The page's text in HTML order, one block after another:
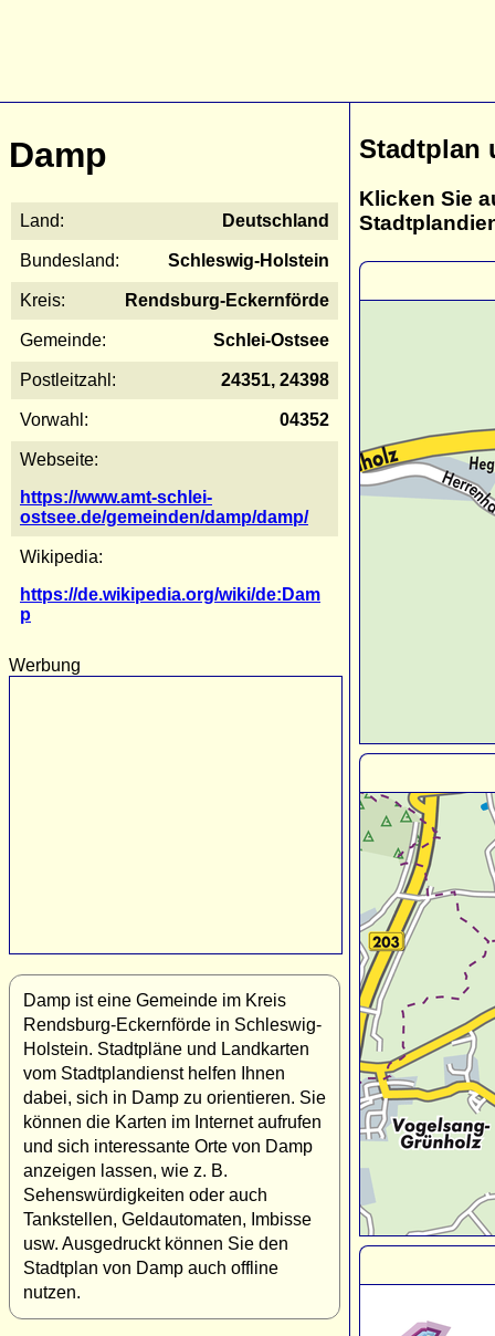
Damp
Land: Deutschland
Bundesland: Schleswig-Holstein
Kreis: Rendsburg-Eckernförde
Gemeinde: Schlei-Ostsee
Postleitzahl: 24351, 24398
Vorwahl: 04352
Webseite:
https://www.amt-schlei-
ostsee.de/gemeinden/damp/damp/
Wikipedia:
https://de.wikipedia.org/wiki/de:Dam
p
Werbung
Damp ist eine Gemeinde im Kreis
Rendsburg-Eckernförde in Schleswig-
Holstein. Stadtpläne und Landkarten
vom Stadtplandienst helfen Ihnen
dabei, sich in Damp zu orientieren. Sie
können die Karten im Internet aufrufen
und sich interessante Orte von Damp
anzeigen lassen, wie z. B.
Sehenswürdigkeiten oder auch
Tankstellen, Geldautomaten, Imbisse
usw. Ausgedruckt können Sie den
Stadtplan von Damp auch offline
nutzen.
Stadtplan
Klicken Sie